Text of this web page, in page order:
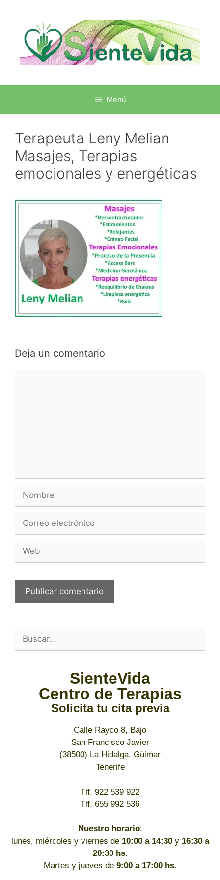
Menú
Terapeuta Leny Melian –
Masajes, Terapias
emocionales y energéticas
Deja un comentario
SienteVida
Centro de Terapias
Solicita tu cita previa
Calle Rayco 8, Bajo
San Francisco Javier
(38500) La Hidalga, Güimar
Tenerife
Tlf. 922 539 922
Tlf. 655 992 536
Nuestro horario:
lunes, miércoles y viernes de 10:00 a 14:30y 16:30 a
20:30 hs.
Martes y jueves de 9:00 a 17:00 hs.